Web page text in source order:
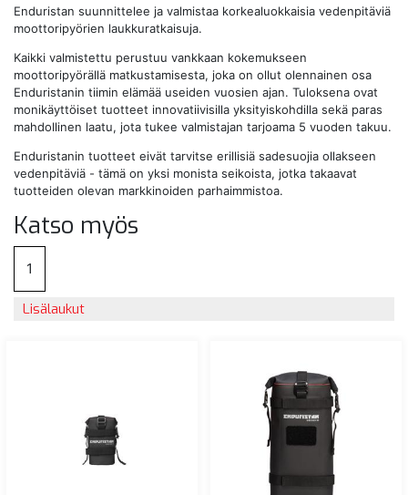
Enduristan suunnittelee ja valmistaa korkealuokkaisia vedenpitäviä
moottoripyörien laukkuratkaisuja.
Kaikki valmistettu perustuu vankkaan kokemukseen
moottoripyörällä matkustamisesta, joka on ollut olennainen osa
Enduristanin tiimin elämää useiden vuosien ajan. Tuloksena ovat
monikäyttöiset tuotteet innovatiivisilla yksityiskohdilla sekä paras
mahdollinen laatu, jota tukee valmistajan tarjoama 5 vuoden takuu.
Enduristanin tuotteet eivät tarvitse erillisiä sadesuojia ollakseen
vedenpitäviä - tämä on yksi monista seikoista, jotka takaavat
tuotteiden olevan markkinoiden parhaimmistoa.
Katso myös
1
Lisälaukut